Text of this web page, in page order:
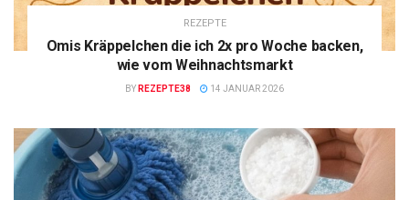
REZEPTE
Omis Kräppelchen die ich 2x pro Woche backen,
wie vom Weihnachtsmarkt
BY REZEPTE38 14 JANUAR 2026